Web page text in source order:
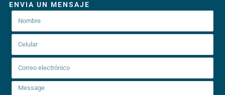
ENVIA UN MENSAJE